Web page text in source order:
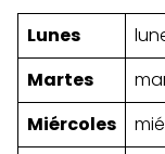
Lunes
Martes
Miércoles